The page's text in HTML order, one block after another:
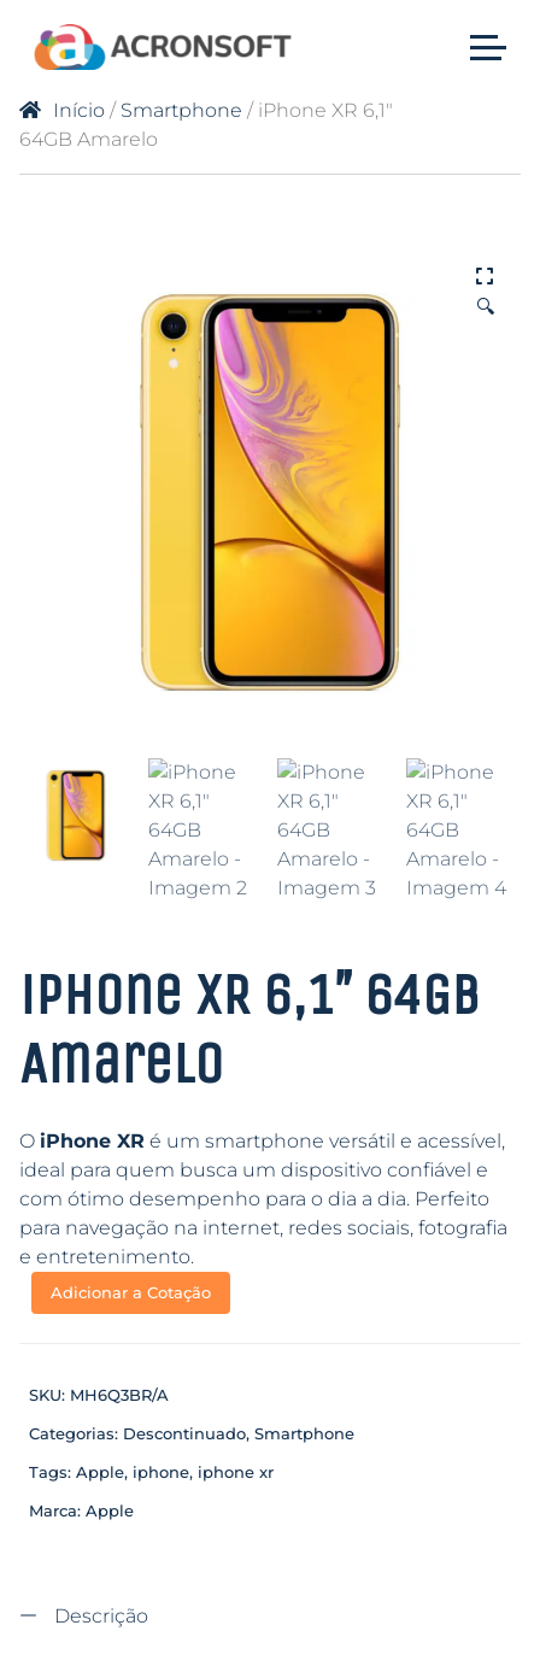
Início / Smartphone / iPhone XR 6,1″
64GB Amarelo
🔍
iPhone XR 6,1″ 64GB
Amarelo
O iPhone XR é um smartphone versátil e acessível,
ideal para quem busca um dispositivo confiável e
com ótimo desempenho para o dia a dia. Perfeito
para navegação na internet, redes sociais, fotografia
e entretenimento.
Adicionar a Cotação
SKU: MH6Q3BR/A
Categorias: Descontinuado, Smartphone
Tags: Apple, iphone, iphone xr
Marca: Apple
Descrição